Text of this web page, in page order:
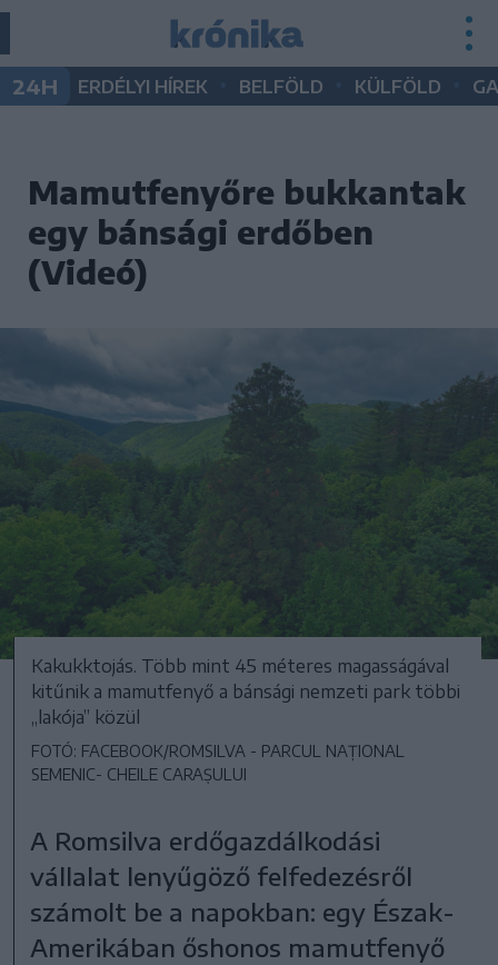
24H ERDÉLYI HÍREK BELFÖLD KÜLFÖLD
Mamutfenyőre bukkantak
egy bánsági erdőben
(Videó)
Kakukktojás. Több mint 45 méteres magasságával
kitűnik a mamutfenyő a bánsági nemzeti park többi
„lakója” közül
FOTÓ: FACEBOOK/ROMSILVA - PARCUL NAȚIONAL
SEMENIC- CHEILE CARAȘULUI
A Romsilva erdőgazdálkodási
vállalat lenyűgöző felfedezésről
számolt be a napokban: egy Észak-
Amerikában őshonos mamutfenyő